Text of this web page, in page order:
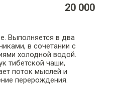
Выполняется в два
в сочетании с
холодной водой.
тибетской чаши,
поток мыслей и
перерождения.
20 000